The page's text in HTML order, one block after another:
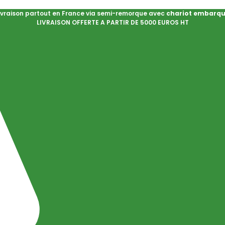
partout en France via semi-remorque avec chariot
LIVRAISON OFFERTE A PARTIR DE 5000 EUROS HT